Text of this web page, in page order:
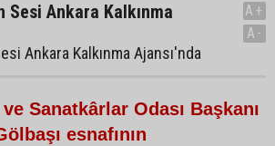
Sesi Ankara Kalkınma
Ankara Kalkınma Ajansı'nda
A+
A-
Sanatkârlar Odası Başkanı
esnafının